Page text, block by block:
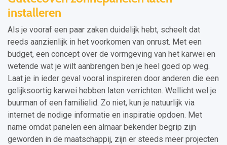
installeren
Als je vooraf een paar zaken duidelijk hebt, scheelt dat
reeds aanzienlijk in het voorkomen van onrust. Met een
budget, een concept over de vormgeving van het karwei en
wetende wat je wilt aanbrengen ben je heel goed op weg.
Laat je in ieder geval vooral inspireren door anderen die een
gelijksoortig karwei hebben laten verrichten. Wellicht wel je
buurman of een familielid. Zo niet, kun je natuurlijk via
internet de nodige informatie en inspiratie opdoen. Met
name omdat panelen een almaar bekender begrip zijn
geworden in de maatschappij, zijn er steeds meer projecten